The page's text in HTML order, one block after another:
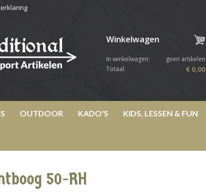
Winkelwagen
In winkelwagen:
geen artikelen
Totaal:
€ 0,00
OUTDOOR KADO'S KIDS, LESSEN & FUN
50-RH